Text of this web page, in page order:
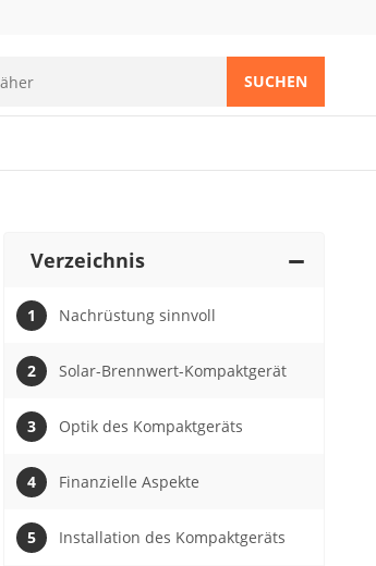
SUCHEN
Verzeichnis
Nachrüstung sinnvoll
Solar-Brennwert-Kompaktgerät
Optik des Kompaktgeräts
Finanzielle Aspekte
Installation des Kompaktgeräts